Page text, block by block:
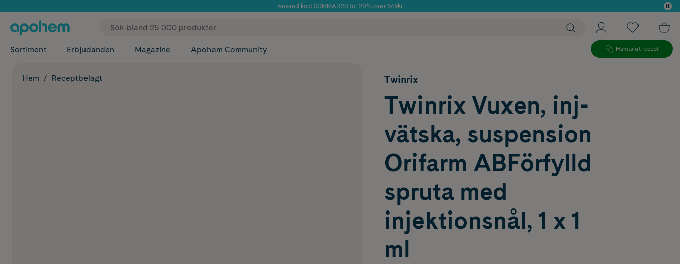
Använd kod: SOMMAR20 för 20% över 649kr
✓ Fri frakt
Sortiment Erbjudanden Magazine Apohem Community Hämta ut recept
Hem Receptbelagt Twinrix
Twinrix Vuxen, inj-
vätska, suspension
Orifarm ABFörfylld
spruta med
injektionsnål, 1 x 1
ml